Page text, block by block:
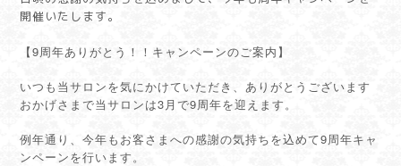
開催いたします。
【9周年ありがとう！！キャンペーンのご案内】
いつも当サロンを気にかけていただき、ありがとうございます
おかげさまで当サロンは3月で9周年を迎えます。
例年通り、今年もお客さまへの感謝の気持ちを込めて9周年キャ
ンペーンを行います。